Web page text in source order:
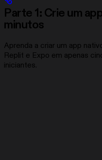
Parte 1: Crie um
minutos
Aprenda a criar um app
Replit e Expo em apenas
iniciantes.